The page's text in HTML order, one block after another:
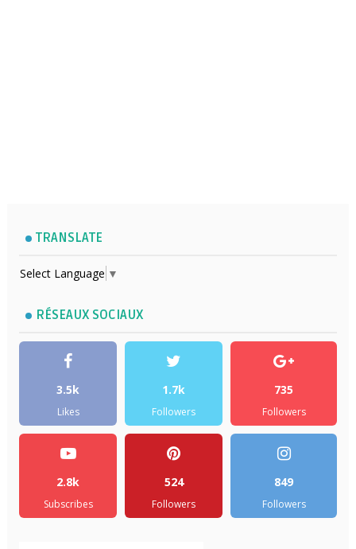
TRANSLATE
Select Language ▼
RÉSEAUX SOCIAUX
3.5k
Likes
1.7k
Followers
735
Followers
2.8k
Subscribes
524
Followers
849
Followers